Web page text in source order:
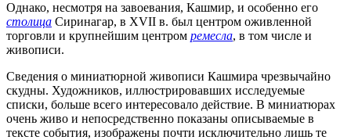
Однако, несмотря на завоевания, Кашмир, и особенно его
столица Сиринагар, в XVII в. был центром оживленной
торговли и крупнейшим центром ремесла, в том числе и
живописи.
Сведения о миниатюрной живописи Кашмира чрезвычайно
скудны. Художников, иллюстрировавших исследуемые
списки, больше всего интересовало действие. В миниатюрах
очень живо и непосредственно показаны описываемые в
тексте события, изображены почти исключительно лишь те